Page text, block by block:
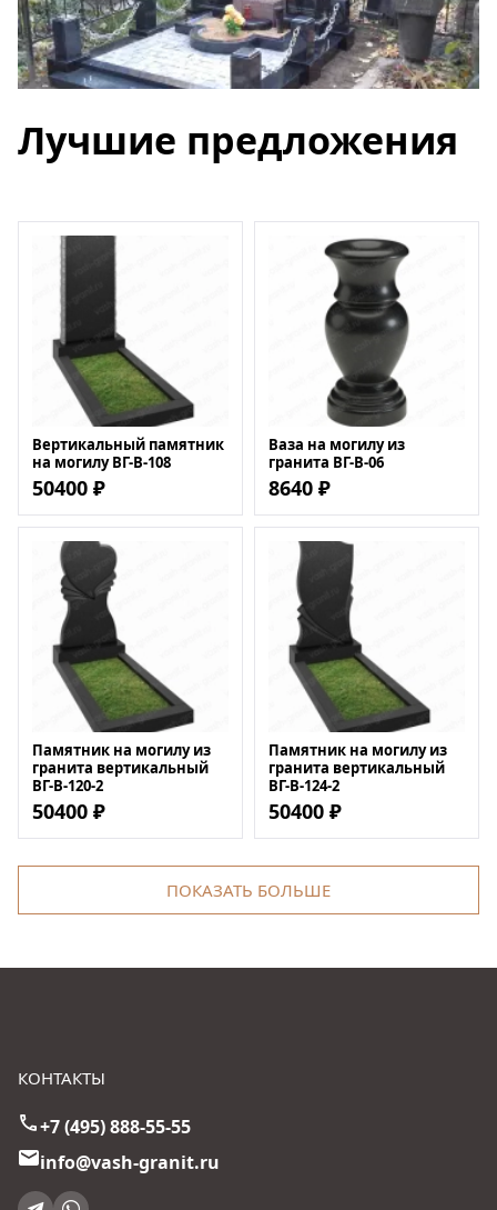
Лучшие предложения
Вертикальный памятник
на могилу ВГ-В-108
50400 ₽
Ваза на могилу из
гранита ВГ-В-06
8640 ₽
Памятник на могилу из
гранита вертикальный
ВГ-В-120-2
50400 ₽
Памятник на могилу из
гранита вертикальный
ВГ-В-124-2
50400 ₽
ПОКАЗАТЬ БОЛЬШЕ
КОНТАКТЫ
+7 (495) 888-55-55
info@vash-granit.ru